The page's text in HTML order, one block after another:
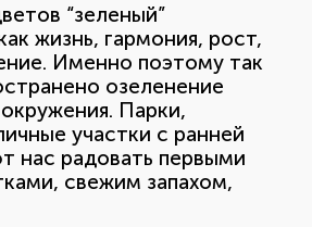
“зеленый”
жизнь, гармония, рост,
Именно поэтому так
озеленение
Парки,
участки с ранней
нас радовать первыми
свежим запахом,